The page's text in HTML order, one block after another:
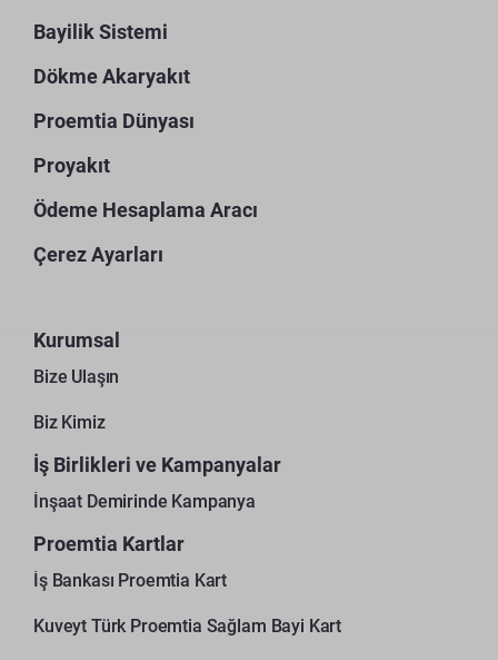
Bayilik Sistemi
Dökme Akaryakıt
Proemtia Dünyası
Proyakıt
Ödeme Hesaplama Aracı
Çerez Ayarları
Kurumsal
Bize Ulaşın
Biz Kimiz
İş Birlikleri ve Kampanyalar
İnşaat Demirinde Kampanya
Proemtia Kartlar
İş Bankası Proemtia Kart
Kuveyt Türk Proemtia Sağlam Bayi Kart